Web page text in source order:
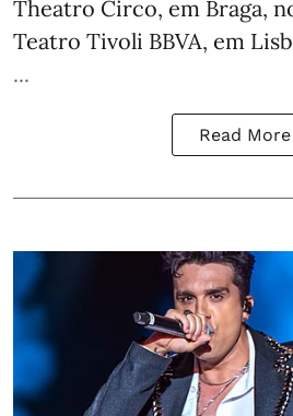
Theatro Circo, em Braga,
Teatro Tivoli BBVA, em
...
Read More